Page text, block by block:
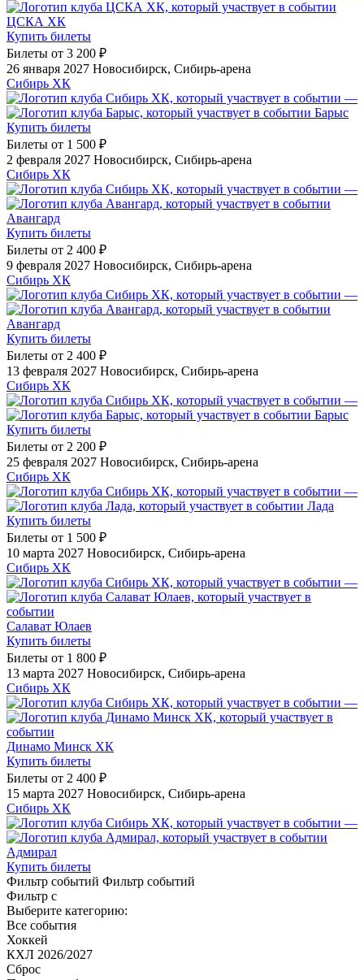
ЦСКА ХК
Купить билеты
Билеты от 3 200 ₽
26 января 2027 Новосибирск, Сибирь-арена
Сибирь ХК
—
Барыс
Купить билеты
Билеты от 1 500 ₽
2 февраля 2027 Новосибирск, Сибирь-арена
Сибирь ХК
—
Авангард
Купить билеты
Билеты от 2 400 ₽
9 февраля 2027 Новосибирск, Сибирь-арена
Сибирь ХК
—
Авангард
Купить билеты
Билеты от 2 400 ₽
13 февраля 2027 Новосибирск, Сибирь-арена
Сибирь ХК
—
Барыс
Купить билеты
Билеты от 2 200 ₽
25 февраля 2027 Новосибирск, Сибирь-арена
Сибирь ХК
—
Лада
Купить билеты
Билеты от 1 500 ₽
10 марта 2027 Новосибирск, Сибирь-арена
Сибирь ХК
—
Салават Юлаев
Купить билеты
Билеты от 1 800 ₽
13 марта 2027 Новосибирск, Сибирь-арена
Сибирь ХК
—
Динамо Минск ХК
Купить билеты
Билеты от 2 400 ₽
15 марта 2027 Новосибирск, Сибирь-арена
Сибирь ХК
—
Адмирал
Купить билеты
Фильтр событий Фильтр событий
Фильтр с
Выберите категорию:
Все события
Хоккей
КХЛ 2026/2027
Сброс